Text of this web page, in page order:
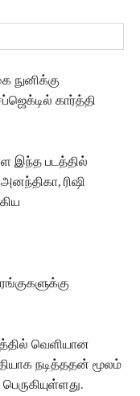
நுனிக்கு
கார்த்தி
இந்த படத்தில்
ரிஷி
வெளியான
நடித்ததன் மூலம்